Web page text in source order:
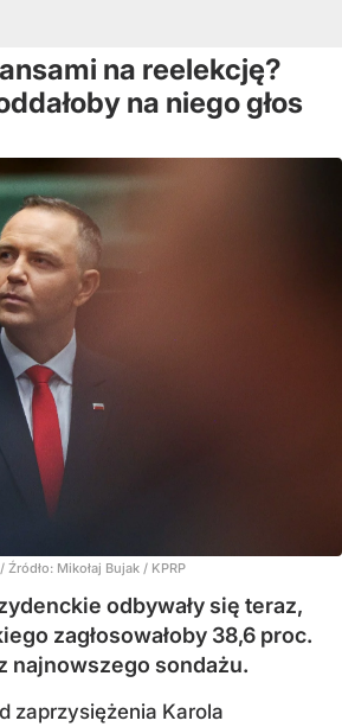
na reelekcję?
na niego głos
/ Źródło: Mikołaj Bujak / KPRP
odbywały się teraz,
zagłosowałoby 38,6 proc.
najnowszego sondażu.
zaprzysiężenia Karola